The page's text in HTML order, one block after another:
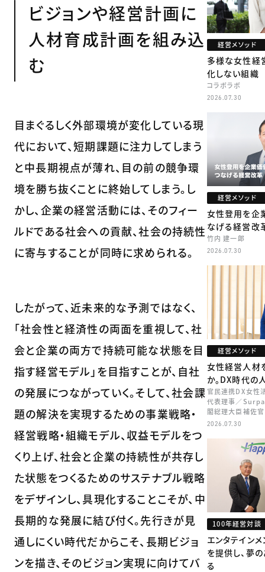
ビジョンや経営計画に
人材育成計画を組み込
む
目まぐるしく外部環境が変化している現
代において、短期課題に注力してしまう
と中長期視点が薄れ、目の前の競争環
境を勝ち抜くことに終始してしまう。し
かし、企業の経営活動には、そのフィー
ルドである社会への貢献、社会の持続性
に寄与することが同時に求められる。
したがって、近未来的な予測ではなく、
「社会性と経済性の両面を重視して、社
会と企業の両方で持続可能な状態を目
指す経営モデル」を目指すことが、自社
の発展につながっていく。そして、社会課
題の解決を実現するための事業戦略・
経営戦略・組織モデル、収益モデルをつ
くり上げ、社会と企業の持続性が共存し
た状態をつくるためのサステナブル戦略
をデザインし、具現化することこそが、中
長期的な発展に結び付く。先行きが見
通しにくい時代だからこそ、長期ビジョ
ンを描き、そのビジョン実現に向けてバ
経営メソッド
多様な女性経
化しない組織
コラボラボ
2026.07.30
経営メソッド
女性登用を企
なげる経営改
竹内 建一郎
2026.07.30
経営メソッド
女性経営人材
か。DX時代の
官民連携DX女性
代表理事／
閣総理大臣補佐官
矢田 稚子
2026.07.30
100年経営対談
エンタテイン
を提供し、夢
る